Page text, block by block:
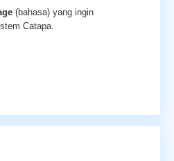
(bahasa) yang ingin
Catapa.